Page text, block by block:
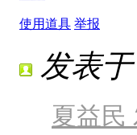
使用道具 举报
发表于
夏益民